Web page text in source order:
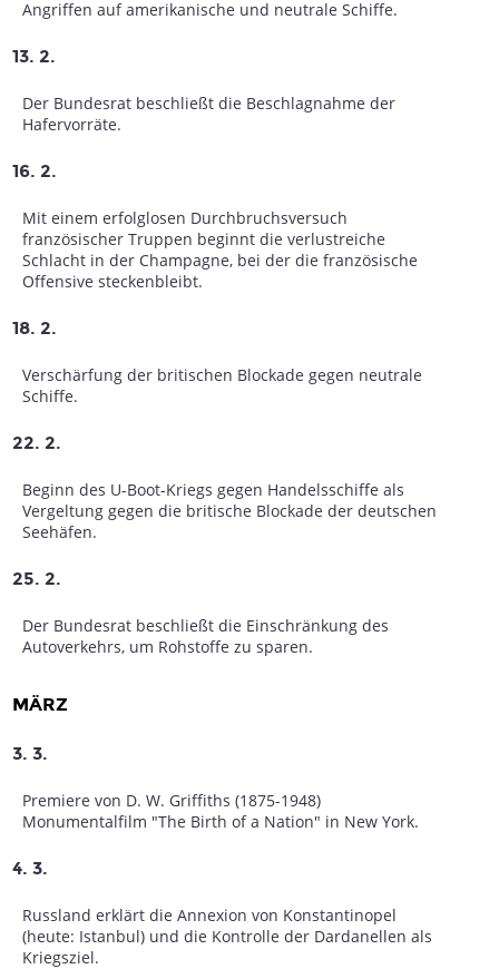
Angriffen auf amerikanische und neutrale Schiffe.
13. 2.
Der Bundesrat beschließt die Beschlagnahme der
Hafervorräte.
16. 2.
Mit einem erfolglosen Durchbruchsversuch
französischer Truppen beginnt die verlustreiche
Schlacht in der Champagne, bei der die französische
Offensive steckenbleibt.
18. 2.
Verschärfung der britischen Blockade gegen neutrale
Schiffe.
22. 2.
Beginn des U-Boot-Kriegs gegen Handelsschiffe als
Vergeltung gegen die britische Blockade der deutschen
Seehäfen.
25. 2.
Der Bundesrat beschließt die Einschränkung des
Autoverkehrs, um Rohstoffe zu sparen.
MÄRZ
3. 3.
Premiere von D. W. Griffiths (1875-1948)
Monumentalfilm "The Birth of a Nation" in New York.
4. 3.
Russland erklärt die Annexion von Konstantinopel
(heute: Istanbul) und die Kontrolle der Dardanellen als
Kriegsziel.